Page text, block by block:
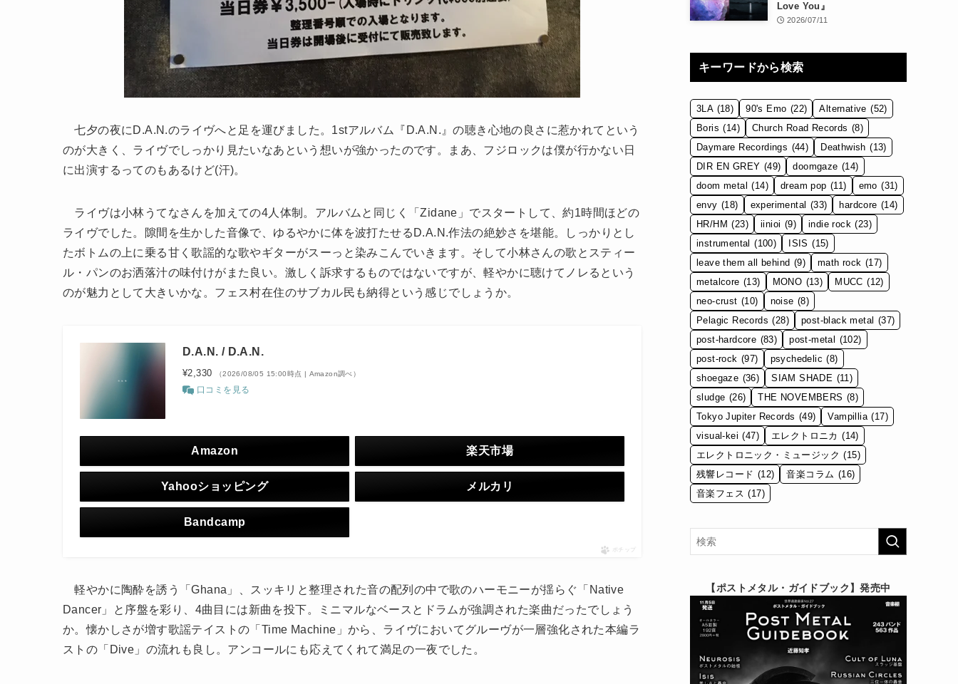
七夕の夜にD.A.N.のライヴへと足を運びました。1stアルバム『D.A.N.』の聴き心地の良さに惹かれてという
のが大きく、ライヴでしっかり見たいなあという想いが強かったのです。まあ、フジロックは僕が行かない日
に出演するってのもあるけど(汗)。
ライヴは小林うてなさんを加えての4人体制。アルバムと同じく「Zidane」でスタートして、約1時間ほどの
ライヴでした。隙間を生かした音像で、ゆるやかに体を波打たせるD.A.N.作法の絶妙さを堪能。しっかりとし
たボトムの上に乗る甘く歌謡的な歌やギターがスーっと染みこんでいきます。そして小林さんの歌とスティー
ル・パンのお洒落汁の味付けがまた良い。激しく訴求するものではないですが、軽やかに聴けてノレるという
のが魅力として大きいかな。フェス村在住のサブカル民も納得という感じでしょうか。
D.A.N. / D.A.N.
¥2,330 （2026/08/05 15:00時点 | Amazon調べ）
口コミを見る
Amazon 楽天市場
Yahooショッピング メルカリ
Bandcamp
ポチップ
軽やかに陶酔を誘う「Ghana」、スッキリと整理された音の配列の中で歌のハーモニーが揺らぐ「Native
Dancer」と序盤を彩り、4曲目には新曲を投下。ミニマルなベースとドラムが強調された楽曲だったでしょう
か。懐かしさが増す歌謡テイストの「Time Machine」から、ライヴにおいてグルーヴが一層強化された本編ラ
ストの「Dive」の流れも良し。アンコールにも応えてくれて満足の一夜でした。
Love You』
2026/07/11
キーワードから検索
3LA (18) 90's Emo (22) Alternative (52)
Boris (14) Church Road Records (8)
Daymare Recordings (44) Deathwish (13)
DIR EN GREY (49) doomgaze (14)
doom metal (14) dream pop (11) emo (31)
envy (18) experimental (33) hardcore (14)
HR/HM (23) iinioi (9) indie rock (23)
instrumental (100) ISIS (15)
leave them all behind (9) math rock (17)
metalcore (13) MONO (13) MUCC (12)
neo-crust (10) noise (8)
Pelagic Records (28) post-black metal (37)
post-hardcore (83) post-metal (102)
post-rock (97) psychedelic (8)
shoegaze (36) SIAM SHADE (11)
sludge (26) THE NOVEMBERS (8)
Tokyo Jupiter Records (49) Vampillia (17)
visual-kei (47) エレクトロニカ (14)
エレクトロニック・ミュージック (15)
残響レコード (12) 音楽コラム (16)
音楽フェス (17)
【ポストメタル・ガイドブック】発売中